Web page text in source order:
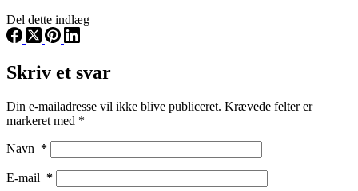
Del dette indlæg
Skriv et svar
Din e-mailadresse vil ikke blive publiceret. Krævede felter er
markeret med *
Navn *
E-mail *